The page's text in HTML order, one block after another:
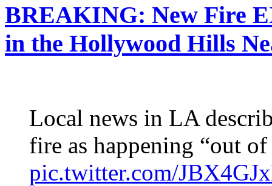
BREAKING: New Fire
in the Hollywood Hills
Local news in LA
fire as happening “out
pic.twitter.com/